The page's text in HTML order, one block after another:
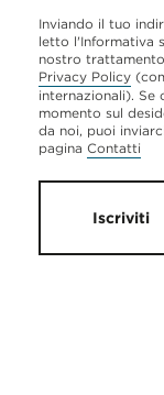
Inviando il tuo
letto l'Informativa
nostro
Privacy Policy
internazionali). Se
momento sul
da noi, puoi
pagina Contatti
Iscriviti